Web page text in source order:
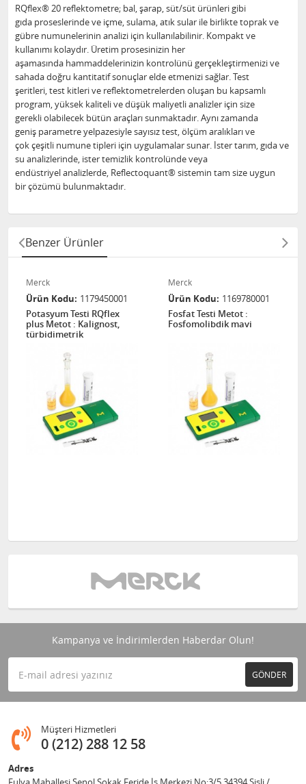
RQflex® 20 reflektometre; bal, şarap, süt/süt ürünleri gibi
gıda proseslerinde ve içme, sulama, atık sular ile birlikte toprak ve
gübre numunelerinin analizi için kullanılabilinir. Kompakt ve
kullanımı kolaydır. Üretim prosesinizin her
aşamasında hammaddelerinizin kontrolünü gerçekleştirmenizi ve
sahada doğru kantitatif sonuçlar elde etmenizi sağlar. Test
şeritleri, test kitleri ve reflektometrelerden oluşan bu kapsamlı
program, yüksek kaliteli ve düşük maliyetli analizler için size
gerekli olabilecek bütün araçları sunmaktadır. Aynı zamanda
geniş parametre yelpazesiyle sayısız test, ölçüm aralıkları ve
çok çeşitli numune tipleri için uygulamalar sunar. İster tarım, gıda ve
su analizlerinde, ister temizlik kontrolünde veya
endüstriyel analizlerde, Reflectoquant® sistemin tam size uygun
bir çözümü bulunmaktadır.
Benzer Ürünler
Merck
Ürün Kodu 1179450001
Potasyum Testi RQflex
plus Metot : Kalignost,
türbidimetrik
Merck
Ürün Kodu 1169780001
Fosfat Testi Metot :
Fosfomolibdik mavi
Kampanya ve İndirimlerden Haberdar Olun!
GÖNDER
Müşteri Hizmetleri
0 (212) 288 12 58
Adres